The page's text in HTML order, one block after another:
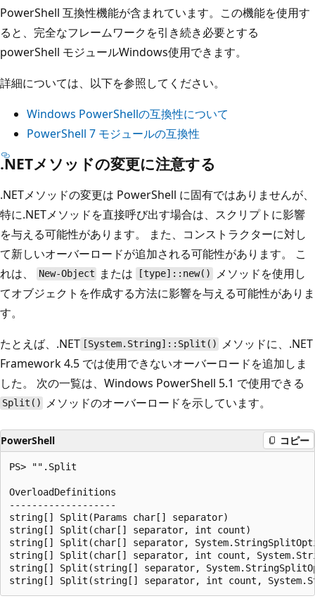
PowerShell 互換性機能が含まれています。この機能を使用す
ると、完全なフレームワークを引き続き必要とする
powerShell モジュールWindows使用できます。
詳細については、以下を参照してください。
Windows PowerShellの互換性について
PowerShell 7 モジュールの互換性
.NETメソッドの変更に注意する
.NETメソッドの変更は PowerShell に固有ではありませんが、
特に.NETメソッドを直接呼び出す場合は、スクリプトに影響
を与える可能性があります。 また、コンストラクターに対し
て新しいオーバーロードが追加される可能性があります。 こ
れは、
New-Object または [type]::new()
メソッドを使用し
てオブジェクトを作成する方法に影響を与える可能性がありま
す。
たとえば、.NET [System.String]::Split()
メソッドに、.NET
Framework 4.5 では使用できないオーバーロードを追加しま
した。 次の一覧は、Windows PowerShell 5.1 で使用できる
Split() メソッドのオーバーロードを示しています。
PowerShell コピー
PS> "".Split
OverloadDefinitions
-------------------
string[] Split(Params char[] separator)
string[] Split(char[] separator, int count)
string[] Split(char[] separator,
string[] Split(char[] separator, int count,
string[] Split(string[] separator,